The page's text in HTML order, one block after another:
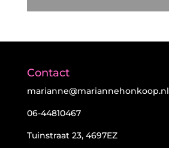
Contact
marianne@mariannehonkoop.nl
06-44810467
Tuinstraat 23, 4697EZ